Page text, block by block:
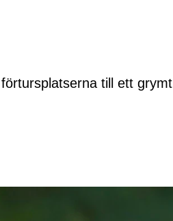
till ett grymt